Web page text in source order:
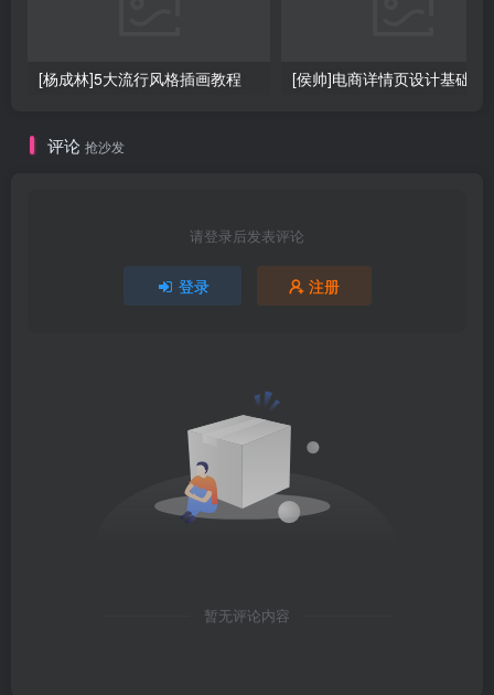
[杨成林]5大流行风格插画教程 [侯帅]电商详情页设计基础
评论 抢沙发
请登录后发表评论
登录 注册
暂无评论内容